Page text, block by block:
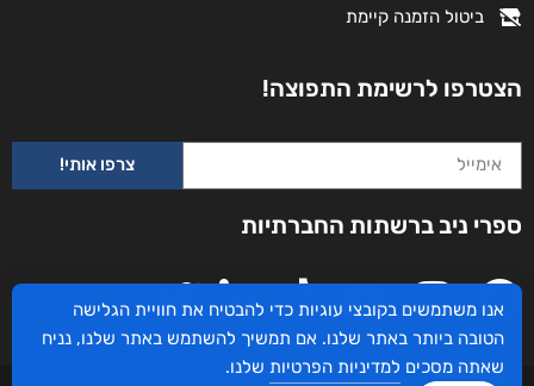
ביטול הזמנה קיימת
הצטרפו לרשימת התפוצה!
צרפו אותי!
ספרי ניב ברשתות החברתיות
אנו משתמשים בקובצי עוגיות כדי להבטיח את חוויית הגלישה
הטובה ביותר באתר שלנו. אם תמשיך להשתמש באתר שלנו, נניח
שאתה מסכים למדיניות הפרטיות שלנו.